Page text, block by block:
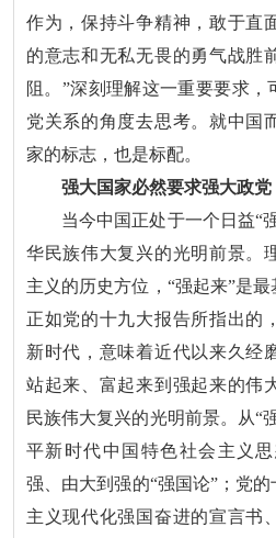
作为，保持斗争精神，敢于直
的意志和无私无畏的勇气战胜
阻。”深刻理解这一重要要求
党关系的角度去思考。就中国
家的标志，也是标配。
强大国家必然要求强大政党
当今中国正处于一个日益“
华民族伟大复兴的光明前景。
主义的历史方位，“强起来”是最
正如党的十九大报告所指出的
新时代，意味着近代以来久经
站起来、富起来到强起来的伟
民族伟大复兴的光明前景。从“
平新时代中国特色社会主义
强、由大到强的“强国论”；党
主义现代化强国奋进的宣言书